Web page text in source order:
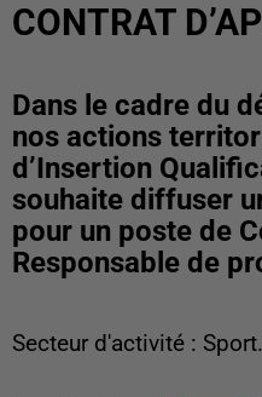
CONTRAT
Dans le cadre du
nos actions
d’Insertion
souhaite diffuser
pour un poste de
Responsable de
Secteur d'activité : Sport.